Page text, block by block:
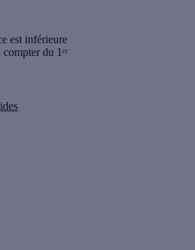
est inférieure
compter du 1ᵉʳ